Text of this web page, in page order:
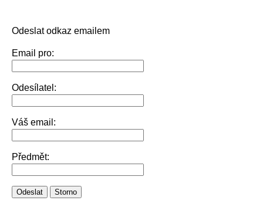
Odeslat odkaz emailem
Email pro:
Odesílatel:
Váš email:
Předmět:
Odeslat Storno